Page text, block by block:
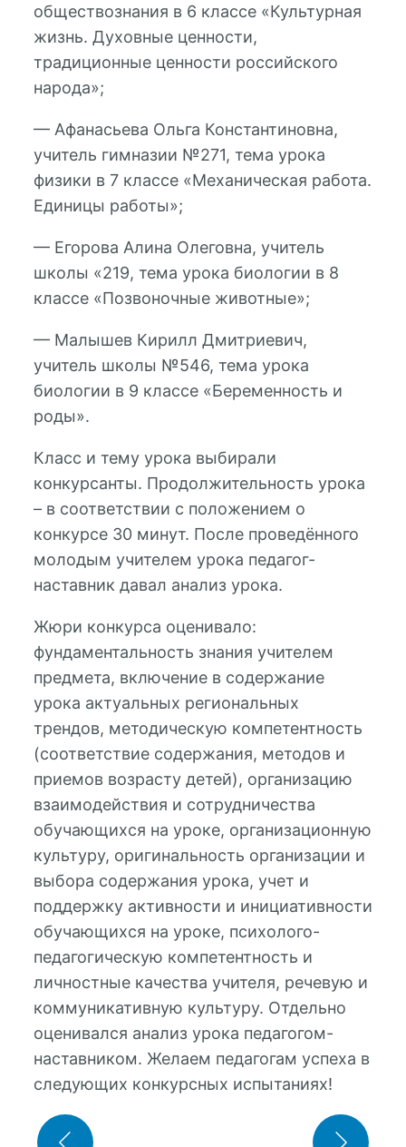
обществознания в 6 классе «Культурная
жизнь. Духовные ценности,
традиционные ценности российского
народа»;
— Афанасьева Ольга Константиновна,
учитель гимназии №271, тема урока
физики в 7 классе «Механическая работа.
Единицы работы»;
— Егорова Алина Олеговна, учитель
школы «219, тема урока биологии в 8
классе «Позвоночные животные»;
— Малышев Кирилл Дмитриевич,
учитель школы №546, тема урока
биологии в 9 классе «Беременность и
роды».
Класс и тему урока выбирали
конкурсанты. Продолжительность урока
– в соответствии с положением о
конкурсе 30 минут. После проведённого
молодым учителем урока педагог-
наставник давал анализ урока.
Жюри конкурса оценивало:
фундаментальность знания учителем
предмета, включение в содержание
урока актуальных региональных
трендов, методическую компетентность
(соответствие содержания, методов и
приемов возрасту детей), организацию
взаимодействия и сотрудничества
обучающихся на уроке, организационную
культуру, оригинальность организации и
выбора содержания урока, учет и
поддержку активности и инициативности
обучающихся на уроке, психолого-
педагогическую компетентность и
личностные качества учителя, речевую и
коммуникативную культуру. Отдельно
оценивался анализ урока педагогом-
наставником. Желаем педагогам успеха в
следующих конкурсных испытаниях!